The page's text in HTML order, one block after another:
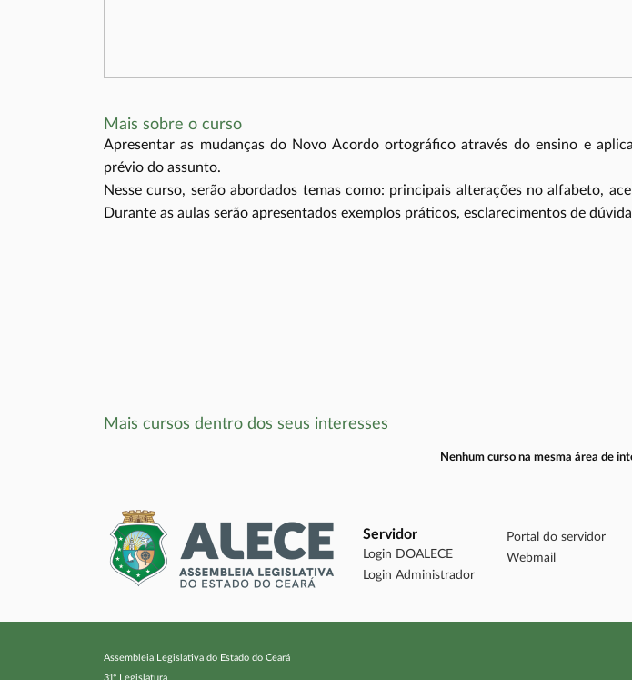
Mais sobre o curso
Apresentar as mudanças do Novo Acordo ortográfico através do ensino e
prévio do assunto.
Nesse curso, serão abordados temas como: principais alterações no alfabeto,
Durante as aulas serão apresentados exemplos práticos, esclarecimentos de
Mais cursos dentro dos seus interesses
Nenhum curso na mesma área de
Servidor
Login DOALECE
Login Administrador
Portal do servidor
Webmail
Assembleia Legislativa do Estado do Ceará
31º Legislatura